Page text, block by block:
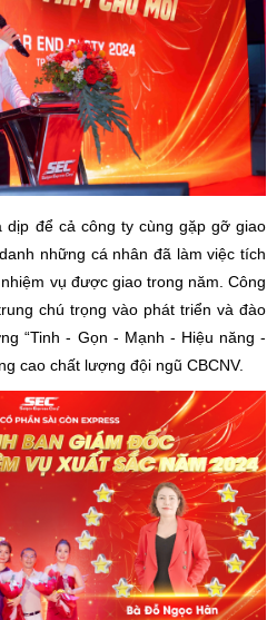
dịp để cả công ty cùng gặp gỡ giao
những cá nhân đã làm việc tích
vụ được giao trong năm. Công
chú trọng vào phát triển và đào
“Tinh - Gọn - Mạnh - Hiệu năng -
cao chất lượng đội ngũ CBCNV.